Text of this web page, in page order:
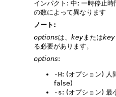
インパクト: 中: 一時停止
の数によって異なります
ノート:
optionsは、 key またはkey
る必要があります。
options:
-H: (オプション) 人
false)
-s: (オプション) 最